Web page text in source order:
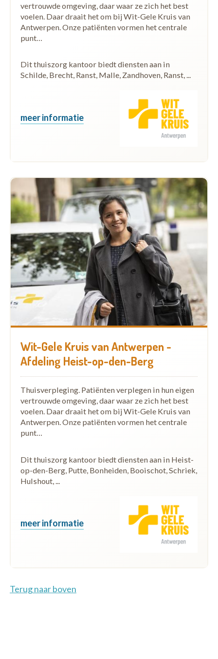
vertrouwde omgeving, daar waar ze zich het best
voelen. Daar draait het om bij Wit-Gele Kruis van
Antwerpen. Onze patiënten vormen het centrale
punt…
Dit thuiszorg kantoor biedt diensten aan in
Schilde, Brecht, Ranst, Malle, Zandhoven, Ranst, ...
meer informatie
Wit-Gele Kruis van Antwerpen -
Afdeling Heist-op-den-Berg
Thuisverpleging. Patiënten verplegen in hun eigen
vertrouwde omgeving, daar waar ze zich het best
voelen. Daar draait het om bij Wit-Gele Kruis van
Antwerpen. Onze patiënten vormen het centrale
punt…
Dit thuiszorg kantoor biedt diensten aan in Heist-
op-den-Berg, Putte, Bonheiden, Booischot, Schriek,
Hulshout, ...
meer informatie
Terug naar boven